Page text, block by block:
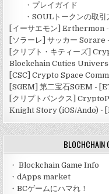
・ プレイガイド
・SOULトークンの取引
[イーサエモン] Erthermon
[ソラーレ] サッカー Sorare
[クリプト・キティーズ]
Blockchain Cuties
[CSC] Crypto Space
[SGEM] 第二宝石SGEM -
[クリプトパンクス]
Knight Story (iOS/Ando) -
・ Blockchain Game Info
・dApps market
・BCゲームにハマれ！